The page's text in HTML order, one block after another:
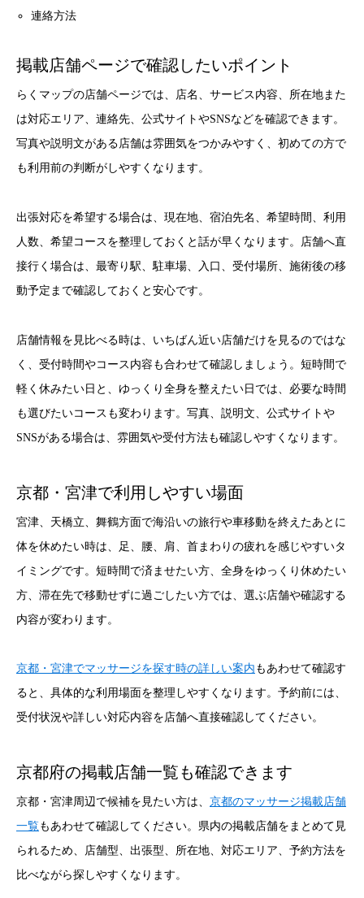
連絡方法
掲載店舗ページで確認したいポイント
らくマップの店舗ページでは、店名、サービス内容、所在地また
は対応エリア、連絡先、公式サイトやSNSなどを確認できます。
写真や説明文がある店舗は雰囲気をつかみやすく、初めての方で
も利用前の判断がしやすくなります。
出張対応を希望する場合は、現在地、宿泊先名、希望時間、利用
人数、希望コースを整理しておくと話が早くなります。店舗へ直
接行く場合は、最寄り駅、駐車場、入口、受付場所、施術後の移
動予定まで確認しておくと安心です。
店舗情報を見比べる時は、いちばん近い店舗だけを見るのではな
く、受付時間やコース内容も合わせて確認しましょう。短時間で
軽く休みたい日と、ゆっくり全身を整えたい日では、必要な時間
も選びたいコースも変わります。写真、説明文、公式サイトや
SNSがある場合は、雰囲気や受付方法も確認しやすくなります。
京都・宮津で利用しやすい場面
宮津、天橋立、舞鶴方面で海沿いの旅行や車移動を終えたあとに
体を休めたい時は、足、腰、肩、首まわりの疲れを感じやすいタ
イミングです。短時間で済ませたい方、全身をゆっくり休めたい
方、滞在先で移動せずに過ごしたい方では、選ぶ店舗や確認する
内容が変わります。
京都・宮津でマッサージを探す時の詳しい案内 もあわせて確認す
ると、具体的な利用場面を整理しやすくなります。予約前には、
受付状況や詳しい対応内容を店舗へ直接確認してください。
京都府の掲載店舗一覧も確認できます
京都・宮津周辺で候補を見たい方は、 京都のマッサージ掲載店舗
一覧もあわせて確認してください。県内の掲載店舗をまとめて見
られるため、店舗型、出張型、所在地、対応エリア、予約方法を
比べながら探しやすくなります。